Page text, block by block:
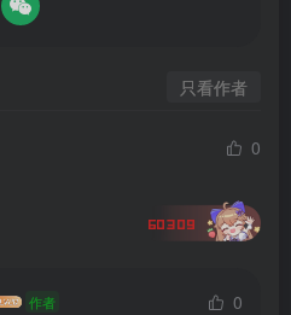
只看作者
0
60309
作者
0